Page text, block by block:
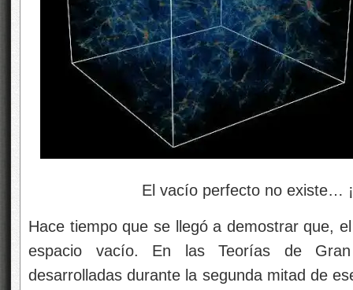
El vacío perfecto no existe…
Hace tiempo que se llegó a demostrar que,
espacio vacío. En las Teorías de
desarrolladas durante la segunda mitad de